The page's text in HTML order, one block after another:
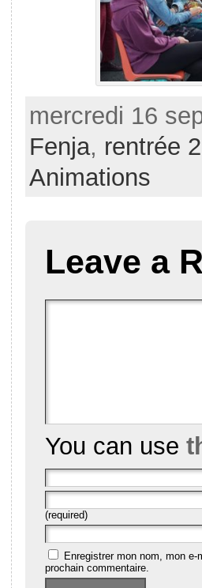
mercredi 16
Fenja, rentrée
Animations
Leave a
You can use
(required)
Enregistrer mon nom, mon
prochain commentaire.